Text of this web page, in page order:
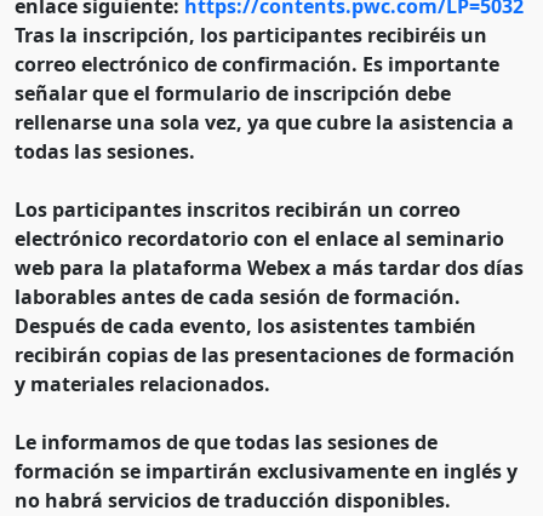
enlace siguiente: https://contents.pwc.com/LP=5032
Tras la inscripción, los participantes recibiréis un
correo electrónico de confirmación. Es importante
señalar que el formulario de inscripción debe
rellenarse una sola vez, ya que cubre la asistencia a
todas las sesiones.
Los participantes inscritos recibirán un correo
electrónico recordatorio con el enlace al seminario
web para la plataforma Webex a más tardar dos días
laborables antes de cada sesión de formación.
Después de cada evento, los asistentes también
recibirán copias de las presentaciones de formación
y materiales relacionados.
Le informamos de que todas las sesiones de
formación se impartirán exclusivamente en inglés y
no habrá servicios de traducción disponibles.